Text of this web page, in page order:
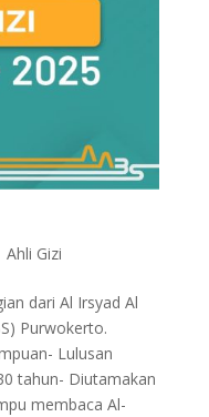
Ahli Gizi
dari Al Irsyad Al
Purwokerto.
Lulusan
tahun- Diutamakan
membaca Al-